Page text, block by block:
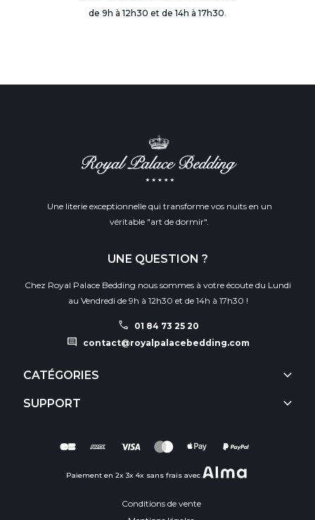
de 9h à 12h30 et de 14h à 17h30.
Une literie exceptionnelle qui transforme vos nuits en un
véritable "art de dormir".
UNE QUESTION ?
Chez Royal Palace Bedding nous sommes à votre écoute du Lundi
au Vendredi de 9h à 12h30 et de 14h à 17h30 !
call 01 84 73 25 20
comment contact@royalpalacebedding.com
CATÉGORIES keyboard_arrow_down
SUPPORT keyboard_arrow_down
Paiement en 2x 3x 4x sans frais avec
Conditions de vente